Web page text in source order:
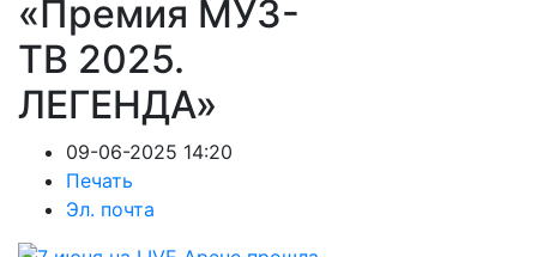
«Премия МУЗ-
ТВ 2025.
ЛЕГЕНДА»
09-06-2025 14:20
Печать
Эл. почта